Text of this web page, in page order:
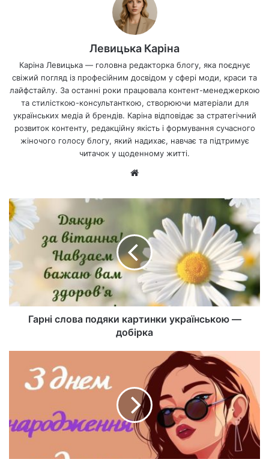
Левицька Каріна
Каріна Левицька — головна редакторка блогу, яка поєднує
свіжий погляд із професійним досвідом у сфері моди, краси та
лайфстайлу. За останні роки працювала контент-менеджеркою
та стилісткою-консультанткою, створюючи матеріали для
українських медіа й брендів. Каріна відповідає за стратегічний
розвиток контенту, редакційну якість і формування сучасного
жіночого голосу блогу, який надихає, навчає та підтримує
читачок у щоденному житті.
са
Гарні слова подяки картинки українською —
добірка